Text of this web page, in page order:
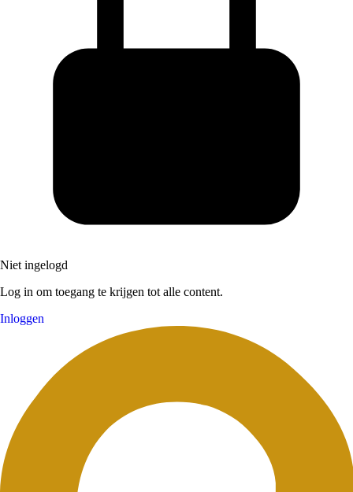
Niet ingelogd
Log in om toegang te krijgen tot alle content.
Inloggen